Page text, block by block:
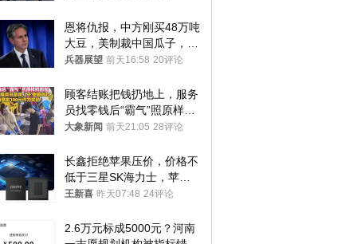
恩将仇报，中方刚买48万吨
大豆，美制裁中国瓜子，布
林肯措辞变了
兵器展望 前天16:58 20评论
顾客结账把钱扔地上，服务
员找零钱后“霸气”照原样扔
回去
大象新闻 前天21:05 28评论
长鑫拒绝苹果压价，价格不
低于三星SK海力士，苹果
失去了议价权
王新喜 昨天07:48 24评论
2.6万元标成5000元？河南